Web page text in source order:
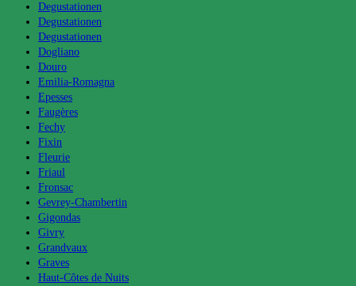
Degustationen
Degustationen
Degustationen
Dogliano
Douro
Emilia-Romagna
Epesses
Faugères
Fechy
Fixin
Fleurie
Friaul
Fronsac
Gevrey-Chambertin
Gigondas
Givry
Grandvaux
Graves
Haut-Côtes de Nuits